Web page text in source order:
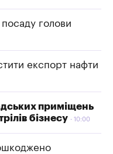
голови
експорт нафти
приміщень
бізнесу
10:00